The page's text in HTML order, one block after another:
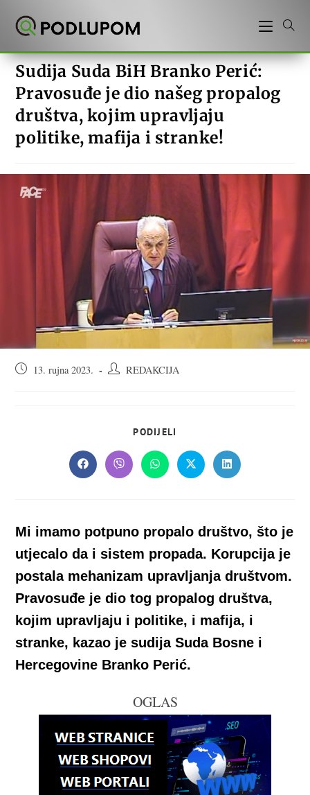
Sudija Suda BiH Branko Perić:
Pravosuđe je dio našeg propalog
društva, kojim upravljaju
politike, mafija i stranke!
Objava13. rujna 2023.
AutorREDAKCIJA
PODIJELI
CONTENT
Opens
in
Opens
in
Opens
in
Opens
in
Opens
in
Mi imamo potpuno propalo društvo, što je
utjecalo da i sistem propada. Korupcija je
postala mehanizam upravljanja društvom.
Pravosuđe je dio tog propalog društva,
kojim upravljaju i politike, i mafija, i
stranke, kazao je sudija Suda Bosne i
Hercegovine Branko Perić.
OGLAS